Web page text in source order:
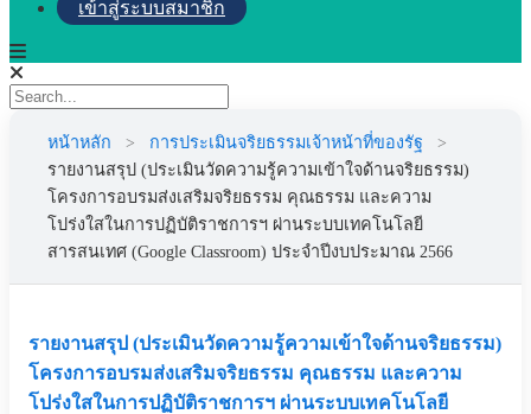
เข้าสู่ระบบสมาชิก
หน้าหลัก > การประเมินจริยธรรมเจ้าหน้าที่ของรัฐ
>
รายงานสรุป (ประเมินวัดความรู้ความเข้าใจด้านจริยธรรม)
โครงการอบรมส่งเสริมจริยธรรม คุณธรรม และความ
โปร่งใสในการปฏิบัติราชการฯ ผ่านระบบเทคโนโลยี
สารสนเทศ (Google Classroom) ประจำปีงบประมาณ 2566
รายงานสรุป (ประเมินวัดความรู้ความเข้าใจด้านจริยธรรม)
โครงการอบรมส่งเสริมจริยธรรม คุณธรรม และความ
โปร่งใสในการปฏิบัติราชการฯ ผ่านระบบเทคโนโลยี